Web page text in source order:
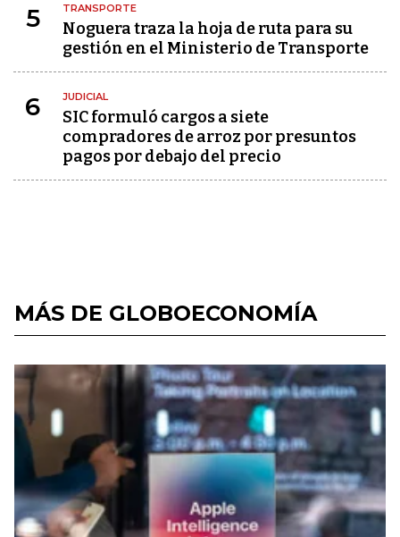
5 TRANSPORTE
Noguera traza la hoja de ruta para su
gestión en el Ministerio de Transporte
6 JUDICIAL
SIC formuló cargos a siete
compradores de arroz por presuntos
pagos por debajo del precio
MÁS DE GLOBOECONOMÍA